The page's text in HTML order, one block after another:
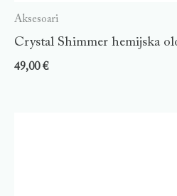
Aksesoari
Crystal Shimmer hemijska
49,00€